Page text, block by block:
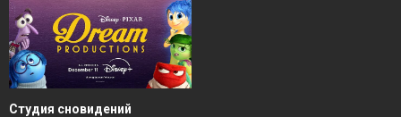
Студия сновидений